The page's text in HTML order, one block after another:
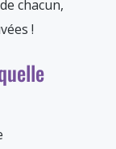
chacun,
!